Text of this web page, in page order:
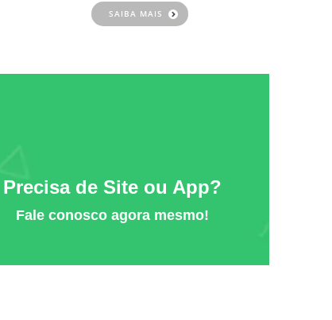
SAIBA MAIS
Precisa de Site ou App?
Fale conosco agora mesmo!